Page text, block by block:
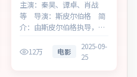
夜边界高清完整在线
主演：秦昊、谭卓、肖战
等 导演：斯皮尔伯格 简
介：由斯皮尔伯格执导，灵
牙出品的动作作品。在雨夜
与霓虹之间，叙事围绕人物
12万 电影
2025-09-
25